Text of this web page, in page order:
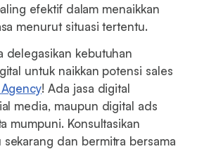
efektif dalam menaikkan
menurut situasi tertentu.
delegasikan kebutuhan
untuk naikkan potensi sales
! Ada jasa digital
media, maupun digital ads
mumpuni. Konsultasikan
dan bermitra bersama